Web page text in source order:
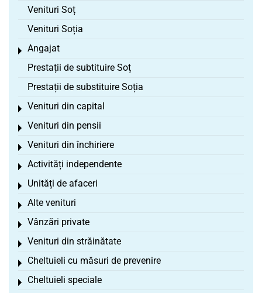
Venituri Soț
Venituri Soția
Angajat
Toggle menu
Prestații de subtituire Soț
Prestații de substituire Soția
Venituri din capital
Toggle menu
Venituri din pensii
Toggle menu
Venituri din închiriere
Toggle menu
Activități independente
Toggle menu
Unități de afaceri
Toggle menu
Alte venituri
Toggle menu
Vânzări private
Toggle menu
Venituri din străinătate
Toggle menu
Cheltuieli cu măsuri de prevenire
Toggle menu
Cheltuieli speciale
Toggle menu